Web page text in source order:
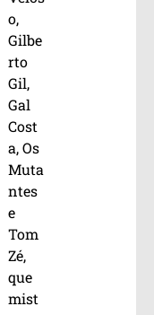
o,
Gilbe
rto
Gil,
Gal
Cost
a, Os
Muta
ntes
e
Tom
Zé,
que
mist